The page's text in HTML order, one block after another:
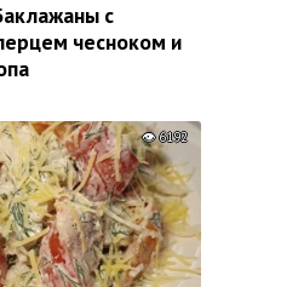
с
чесноком и
6192